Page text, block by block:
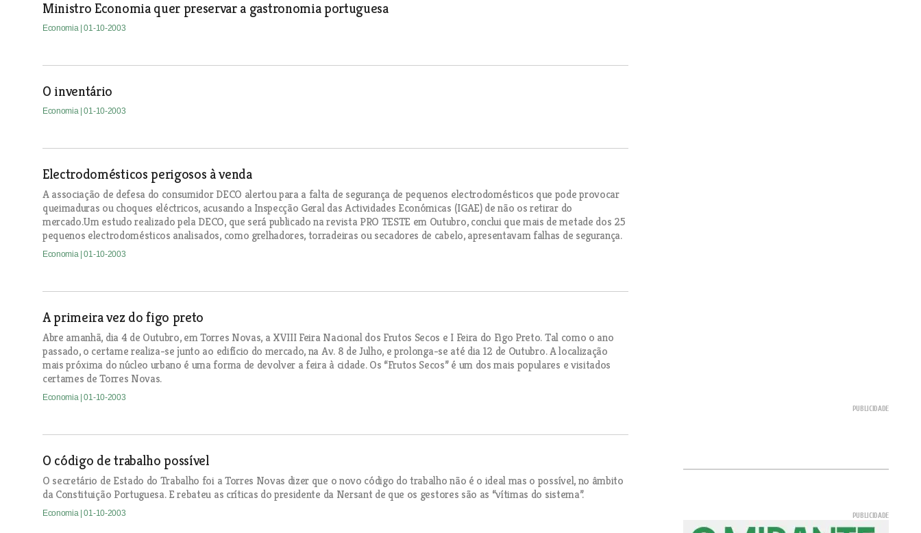
Ministro Economia quer preservar a gastronomia portuguesa
Economia | 01-10-2003
O inventário
Economia | 01-10-2003
Electrodomésticos perigosos à venda
A associação de defesa do consumidor DECO alertou para a falta de segurança de pequenos electrodomésticos que pode provocar
queimaduras ou choques eléctricos, acusando a Inspecção Geral das Actividades Económicas (IGAE) de não os retirar do
mercado.Um estudo realizado pela DECO, que será publicado na revista PRO TESTE em Outubro, conclui que mais de metade dos 25
pequenos electrodomésticos analisados, como grelhadores, torradeiras ou secadores de cabelo, apresentavam falhas de segurança.
Economia | 01-10-2003
A primeira vez do figo preto
Abre amanhã, dia 4 de Outubro, em Torres Novas, a XVIII Feira Nacional dos Frutos Secos e I Feira do Figo Preto. Tal como o ano
passado, o certame realiza-se junto ao edifício do mercado, na Av. 8 de Julho, e prolonga-se até dia 12 de Outubro. A localização
mais próxima do núcleo urbano é uma forma de devolver a feira à cidade. Os “Frutos Secos” é um dos mais populares e visitados
certames de Torres Novas.
Economia | 01-10-2003
O código de trabalho possível
O secretário de Estado do Trabalho foi a Torres Novas dizer que o novo código do trabalho não é o ideal mas o possível, no âmbito
da Constituição Portuguesa. E rebateu as críticas do presidente da Nersant de que os gestores são as “vítimas do sistema”.
Economia | 01-10-2003